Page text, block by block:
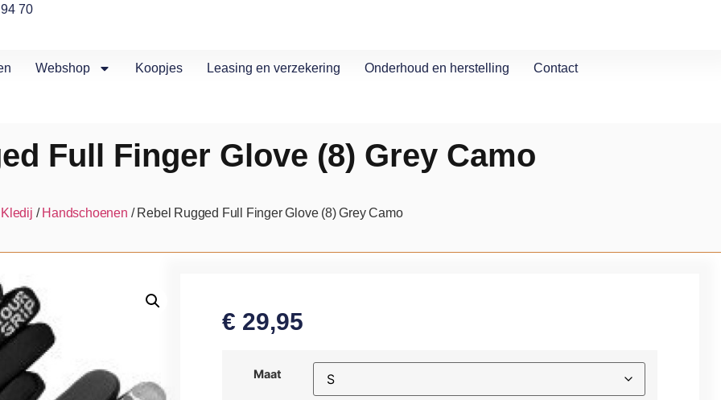
70
Webshop Koopjes Leasing en verzekering Onderhoud en herstelling Contact
Full Finger Glove (8) Grey Camo
Kledij / Handschoenen / Rebel Rugged Full Finger Glove (8) Grey Camo
€ 29,95
Maat